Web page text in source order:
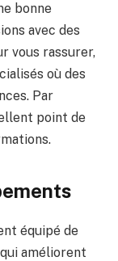
bonne
avec des
vous rassurer,
où des
Par
point de
équipé de
améliorent